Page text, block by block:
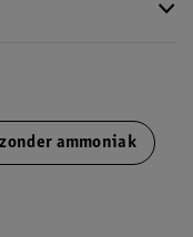
ammoniak